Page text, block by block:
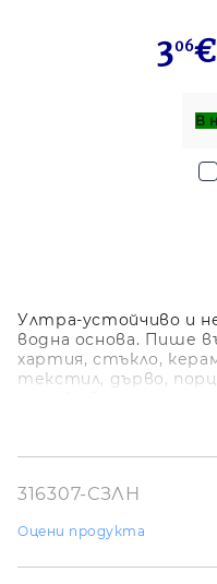
306€
В
Ултра-устойчиво и
водна основа. Пише
хартия, стъкло,
текстил, дърво,
316307-СЗЛН
Оцени продукта